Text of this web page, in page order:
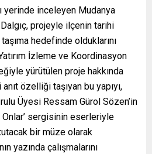
yerinde inceleyen Mudanya
projeyle ilçenin tarihi
hedefinde olduklarını
İzleme ve Koordinasyon
yürütülen proje hakkında
özelliği taşıyan bu yapıyı,
Üyesi Ressam Gürol Sözen’in
sergisinin eserleriyle
bir müze olarak
yazında çalışmalarını